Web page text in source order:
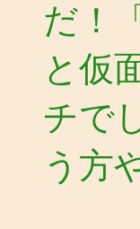
だ！
と仮
チで
う方